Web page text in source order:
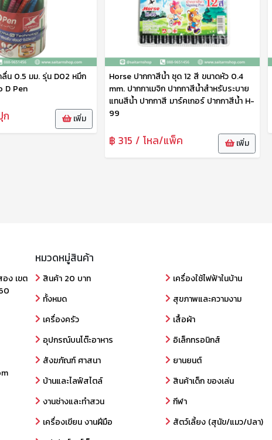
ลื่น 0.5 มม. รุ่น D02 หมึก
D Pen
ก เพิ่ม
Horse ปากกาสีน้ำ ชุด 12 สี ขนาดหัว 0.4
mm. ปากกาเมจิก ปากกาสีน้ำสำหรับระบาย
แทนสีน้ำ ปากกาสี มาร์คเกอร์ ปากกาสีน้ำ H-
99
฿ 315 / โหล/แพ็ค เพิ่ม
ง เขต
หมวดหมู่สินค้า
สินค้า 20 บาท
ทั้งหมด
เครื่องครัว
อุปกรณ์บนโต๊ะอาหาร
สังฆภัณฑ์ ศาสนา
บ้านและไลฟ์สไตล์
งานช่างและทำสวน
เครื่องเขียน งานฝีมือ
เครื่องใช้ไฟฟ้าในบ้าน
สุขภาพและความงาม
เสื้อผ้า
อิเล็กทรอนิกส์
ยานยนต์
สินค้าเด็ก ของเล่น
กีฬา
สัตว์เลี้ยง (สุนัข/แมว/ปลา)